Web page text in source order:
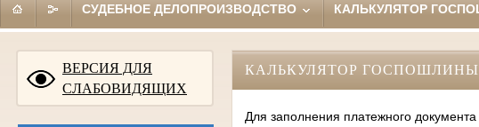
СУДЕБНОЕ ДЕЛОПРОИЗВОДСТВО КАЛЬКУЛЯТОР
ВЕРСИЯ ДЛЯ
СЛАБОВИДЯЩИХ
КАЛЬКУЛЯТОР ГОСПОШЛИНЫ
Для заполнения платежного